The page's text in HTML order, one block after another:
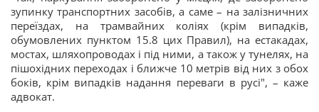
зупинку транспортних засобів, а саме – на залізничних
переїздах, на трамвайних коліях (крім випадків,
обумовлених пунктом 15.8 цих Правил), на естакадах,
мостах, шляхопроводах і під ними, а також у тунелях, на
пішохідних переходах і ближче 10 метрів від них з обох
боків, крім випадків надання переваги в русі", – каже
адвокат.